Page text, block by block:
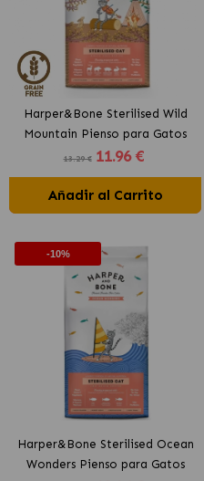
Harper&Bone Sterilised Wild
Mountain Pienso para Gatos
Esterilizados con Cerdo y Pavo
13.29 € 11.96 €
Añadir al Carrito
-10%
Harper&Bone Sterilised Ocean
Wonders Pienso para Gatos